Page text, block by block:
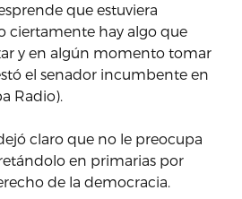
que estuviera
ciertamente hay algo que
y en algún momento tomar
el senador incumbente en
Radio).
claro que no le preocupa
en primarias por
de la democracia.